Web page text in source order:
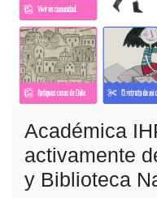
Académica
activamente
y Biblioteca